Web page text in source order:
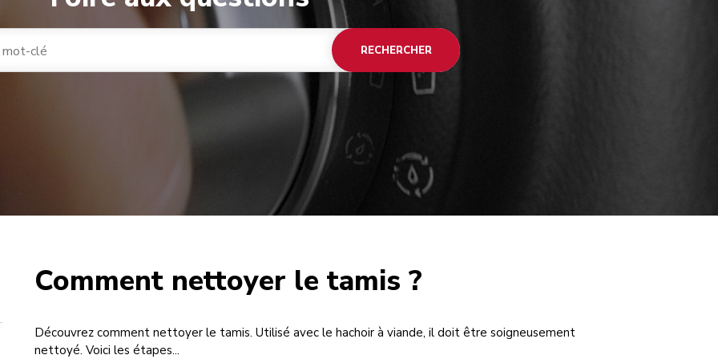
RECHERCHER
Comment nettoyer le tamis ?
Découvrez comment nettoyer le tamis. Utilisé avec le hachoir à viande, il doit être soigneusement
nettoyé. Voici les étapes...